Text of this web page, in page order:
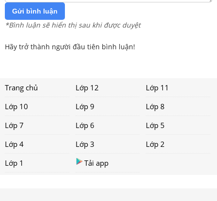
Gửi bình luận
*Bình luận sẽ hiển thị sau khi được duyệt
Hãy trở thành người đầu tiên bình luận!
Trang chủ Lớp 12
Lớp 11
Lớp 10
Lớp 9
Lớp 8
Lớp 7
Lớp 6
Lớp 5
Lớp 4
Lớp 3
Lớp 2
Lớp 1
Tải app